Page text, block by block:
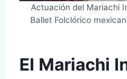
Actuación del Mariachi
Ballet Folclórico
El Mariachi